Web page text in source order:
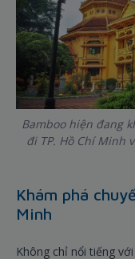
Bamboo hiện đang
đi TP. Hồ Chí Minh
Khám phá
Minh
Không chỉ nổi tiếng